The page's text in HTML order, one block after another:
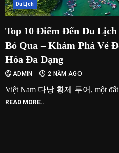
Du Lịch
Top 10 Điểm Đến Du
Bỏ Qua – Khám Phá Vẻ
Hóa Đa Dạng
ADMIN 2 NĂM AGO
Việt Nam 다낭 황제 투어, một
READ MORE..